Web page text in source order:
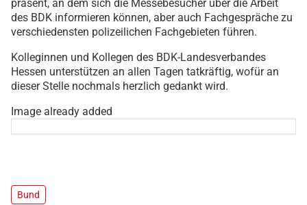
präsent, an dem sich die Messebesucher über die Arbeit
des BDK informieren können, aber auch Fachgespräche zu
verschiedensten polizeilichen Fachgebieten führen.
Kolleginnen und Kollegen des BDK-Landesverbandes
Hessen unterstützen an allen Tagen tatkräftig, wofür an
dieser Stelle nochmals herzlich gedankt wird.
Image already added
Bund